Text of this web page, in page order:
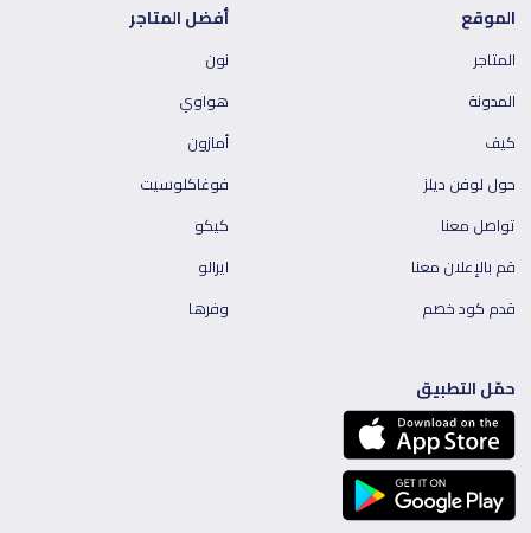
الموقع
المتاجر
المدونة
كيف
حول لوفن ديلز
تواصل معنا
قم بالإعلان معنا
قدم كود خصم
أفضل المتاجر
نون
هواوي
أمازون
فوغاكلوسيت
كيكو
ايرالو
وفرها
حمّل التطبيق